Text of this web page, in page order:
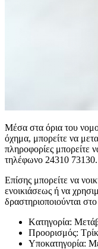
Μέσα στα όρια του
όχημα, μπορείτε να
πληροφορίες μπορείτε
τηλέφωνο 24310 73130.
Επίσης μπορείτε να
ενοικιάσεως ή να
δραστηριοποιούνται
Kατηγορία:
Προορισμός:
Υποκατηγορία: